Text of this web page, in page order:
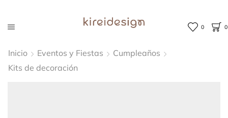
0 0
Inicio Eventos y Fiestas
Cumpleaños
Kits de decoración